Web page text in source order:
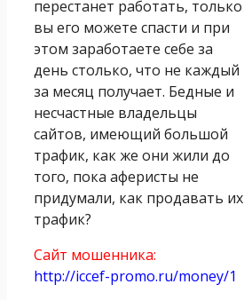
перестанет работать, только
вы его можете спасти и при
этом заработаете себе за
день столько, что не каждый
за месяц получает. Бедные и
несчастные владельцы
сайтов, имеющий большой
трафик, как же они жили до
того, пока аферисты не
придумали, как продавать их
трафик?
Сайт мошенника:
http://iccef-promo.ru/money/1